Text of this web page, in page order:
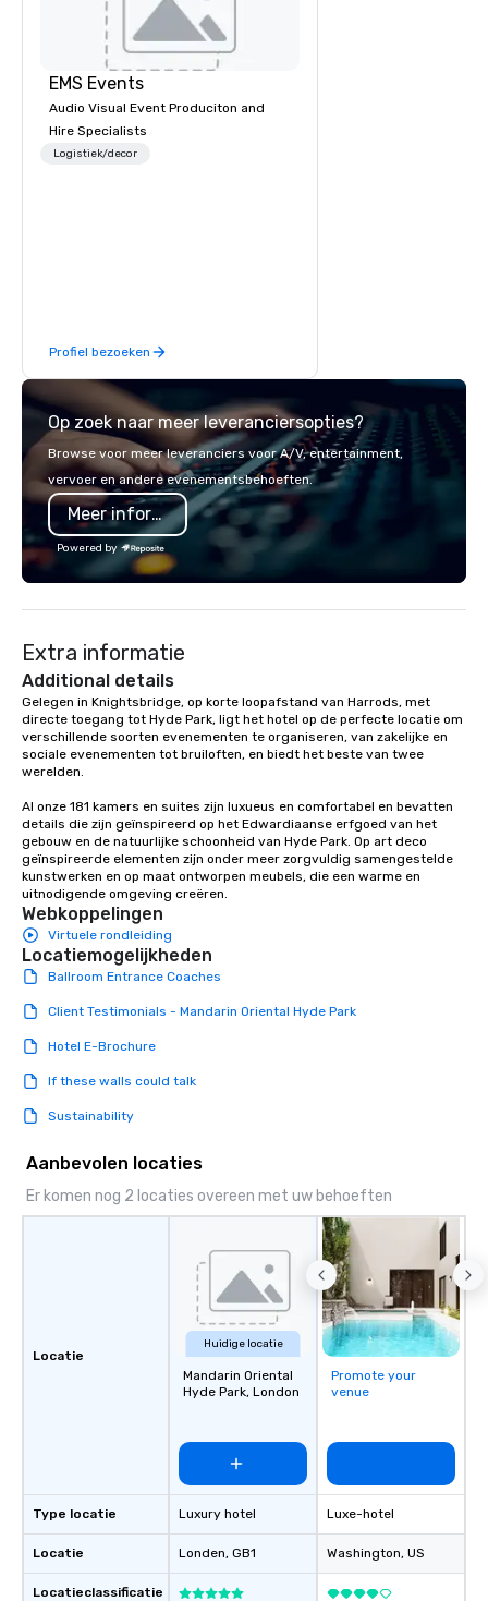
EMS Events
Audio Visual Event Produciton and
Hire Specialists
Logistiek/decor
Profiel bezoeken
Op zoek naar meer leveranciersopties?
Browse voor meer leveranciers voor A/V, entertainment,
vervoer en andere evenementsbehoeften.
Meer informatie
Powered by
Extra informatie
Additional details
Gelegen in Knightsbridge, op korte loopafstand van Harrods, met
directe toegang tot Hyde Park, ligt het hotel op de perfecte locatie om
verschillende soorten evenementen te organiseren, van zakelijke en
sociale evenementen tot bruiloften, en biedt het beste van twee
werelden.
Al onze 181 kamers en suites zijn luxueus en comfortabel en bevatten
details die zijn geïnspireerd op het Edwardiaanse erfgoed van het
gebouw en de natuurlijke schoonheid van Hyde Park. Op art deco
geïnspireerde elementen zijn onder meer zorgvuldig samengestelde
kunstwerken en op maat ontworpen meubels, die een warme en
uitnodigende omgeving creëren.
Webkoppelingen
Virtuele rondleiding
Locatiemogelijkheden
Ballroom Entrance Coaches
Client Testimonials - Mandarin Oriental Hyde Park
Hotel E-Brochure
If these walls could talk
Sustainability
Aanbevolen locaties
Er komen nog 2 locaties overeen met uw behoeften
Locatie
Type locatie
Locatie
Locatieclassificatie
Huidige locatie
Mandarin Oriental
Hyde Park, London
Luxury hotel
Londen, GB1
Promote your
venue
Luxe-hotel
Washington, US